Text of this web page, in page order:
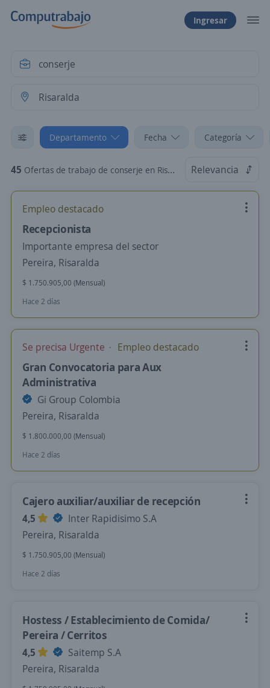
Ingresar
Departamento Fecha Categoría
45 Ofertas de trabajo de conserje en Risaralda Relevancia
Empleo destacado
Recepcionista
Importante empresa del sector
Pereira, Risaralda
$ 1.750.905,00 (Mensual)
Hace 2 días
Se precisa Urgente Empleo destacado
Gran Convocatoria para Aux
Administrativa
Gi Group Colombia
Pereira, Risaralda
$ 1.800.000,00 (Mensual)
Hace 2 días
Cajero auxiliar/auxiliar de recepción
4,5
Inter Rapidisimo S.A
Pereira, Risaralda
$ 1.750.905,00 (Mensual)
Hace 2 días
Hostess / Establecimiento de Comida/
Pereira / Cerritos
4,5
Saitemp S.A
Pereira, Risaralda